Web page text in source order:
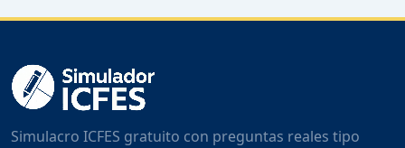
Simulacro ICFES gratuito con preguntas reales tipo